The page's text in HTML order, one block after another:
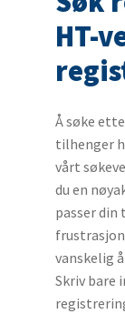
HT-
Å søke
tilhenger
vårt
du en
passer din
vanskelig
Skriv bare